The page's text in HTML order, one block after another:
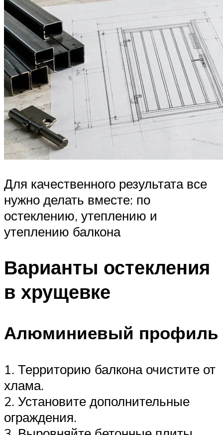
Для качественного результата все
нужно делать вместе: по
остеклению, утеплению и
утеплению балкона
Варианты остекления
в хрущевке
Алюминиевый профиль
1. Территорию балкона очистите от
хлама.
2. Установите дополнительные
ограждения.